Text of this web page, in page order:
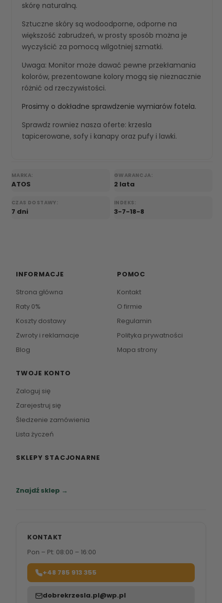
skórę naturalną.
Sztuczne skóry są wodoodporne, odporne na
większość zabrudzeń, w prosty sposób można je
wyczyścić za pomocą wilgotniej szmatki.
Uwaga: Monitor może dawać pewne przekłamania
kolorów, prezentowane kolory mogą się nieznacznie
różnić od rzeczywistości.
Prosimy o dokładne sprawdzenie wymiarów fotela.
Sprawdz rowniez nasza oferte: krzesla
tapicerowane, sofy i kanapy oraz pufy i lawki.
MARKA:
ATOS
GWARANCJA:
2 lata
CZAS DOSTAWY:
7 dni
INDEKS:
3-7-18-8
INFORMACJE
Strona główna
Raty 0%
Koszty dostawy
Zwroty i reklamacje
Blog
POMOC
Kontakt
O firmie
Regulamin
Polityka prywatności
Mapa strony
TWOJE KONTO
Zaloguj się
Zarejestruj się
Śledzenie zamówienia
Lista życzeń
SKLEPY STACJONARNE
Znajdź sklep →
KONTAKT
Pon – Pt: 08:00 – 16:00
+48 785 913 355
dobrekrzesla.pl@wp.pl